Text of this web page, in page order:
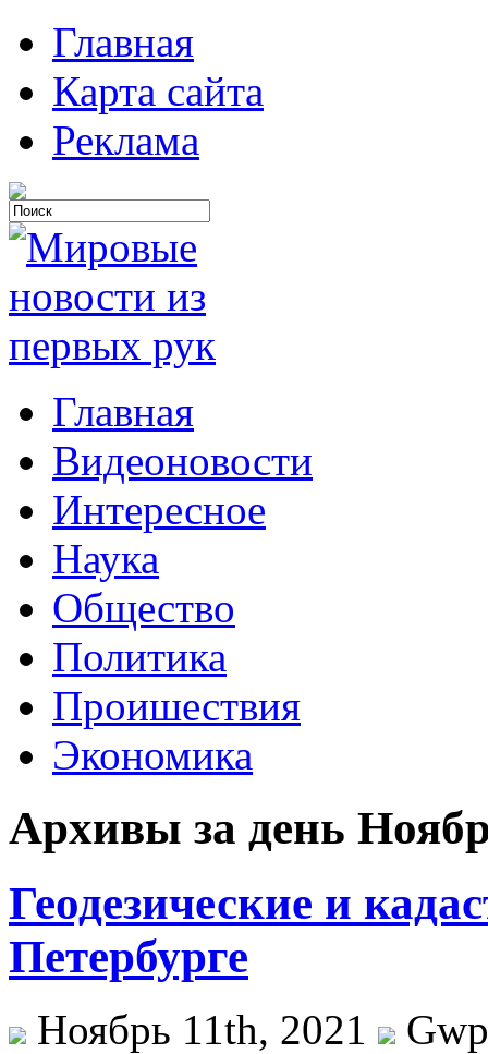
Главная
Карта сайта
Реклама
Главная
Видеоновости
Интересное
Наука
Общество
Политика
Проишествия
Экономика
Архивы за день
Геодезические и
Петербурге
Ноябрь 11th, 2021
Gwp